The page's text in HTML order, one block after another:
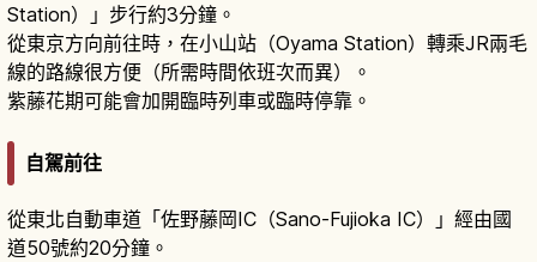
Station）」步行約3分鐘。
從東京方向前往時，在小山站（Oyama Station）轉乘JR兩毛
線的路線很方便（所需時間依班次而異）。
紫藤花期可能會加開臨時列車或臨時停靠。
自駕前往
從東北自動車道「佐野藤岡IC（Sano-Fujioka IC）」經由國
道50號約20分鐘。